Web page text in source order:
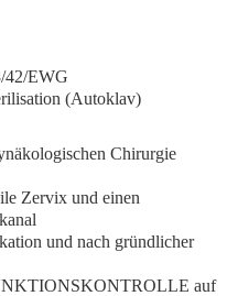
42/EWG
(Autoklav)
Chirurgie
Zervix und einen
und nach gründlicher
auf